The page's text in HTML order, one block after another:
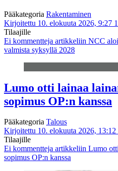
Pääkategoria Rakentaminen
Kirjoitettu 10. elokuuta 2026, 9:27
Tilaajille
Ei kommentteja artikkeliin NCC
valmista syksyllä 2028
Lumo otti lainaa
sopimus OP:n kanssa
Pääkategoria Talous
Kirjoitettu 10. elokuuta 2026, 13:12
Tilaajille
Ei kommentteja artikkeliin Lumo
sopimus OP:n kanssa